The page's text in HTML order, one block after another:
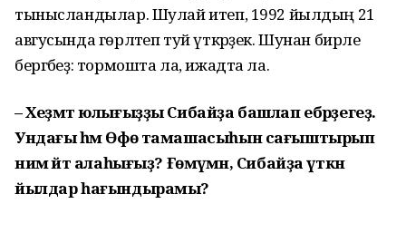
тынысландылар. Шулай итеп, 1992 йылдың 21
авгусында гөрләтеп туй үткәрҙек. Шунан бирле
бергәбеҙ: тормошта ла, ижадта ла.
– Хеҙмәт юлығыҙҙы Сибай­ҙа башлап ебәрҙегеҙ.
Ундағы һәм Өфө тамашасыһын са­ғыш­тырып
нимә әйтә алаһы­ғыҙ? Ғөмүмән, Сибайҙа үткән
йылдар һағындырамы?